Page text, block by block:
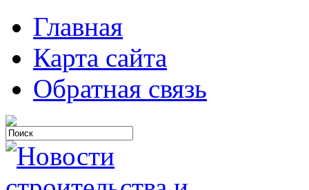
Главная
Карта сайта
Обратная связь